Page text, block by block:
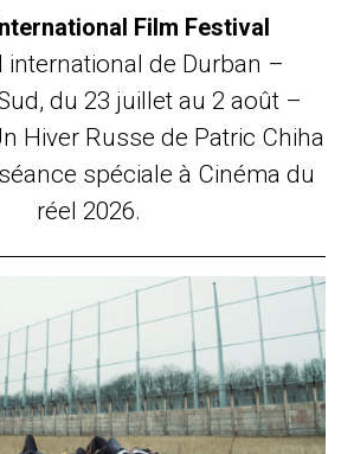
Film Festival
international de Durban –
du 23 juillet au 2 août –
Hiver Russe de Patric Chiha
spéciale à Cinéma du
réel 2026.